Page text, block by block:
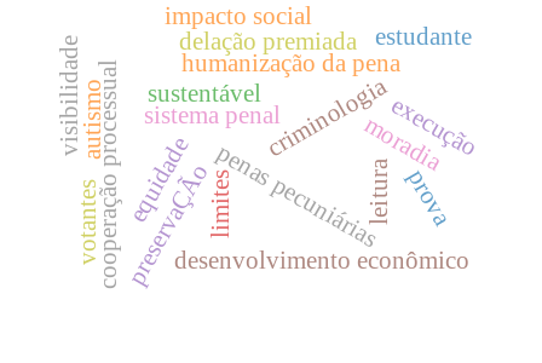
penas pecuniárias
preservaÇÃo
criminologia
desenvolvimento econômico
sustentável
leitura
humanização da pena
moradia
execução
cooperação processual
delação premiada
sistema penal
impacto social
equidade limites prova
estudante
autismo
visibilidade
votantes